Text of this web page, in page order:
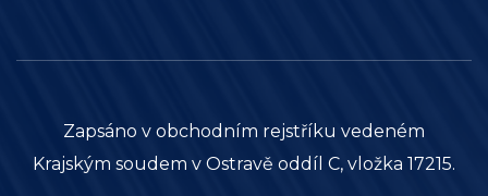
Zapsáno v obchodním rejstříku vedeném
Krajským soudem v Ostravě oddíl C, vložka 17215.